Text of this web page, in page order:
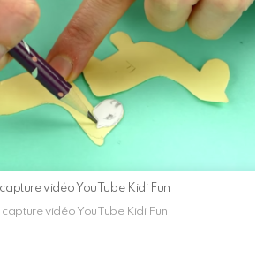
vidéo YouTube Kidi Fun
capture vidéo YouTube Kidi Fun